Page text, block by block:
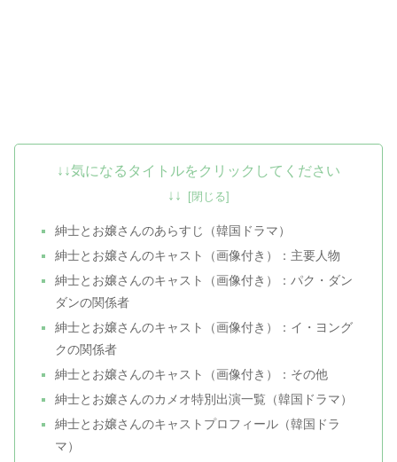
↓↓気になるタイトルをクリックしてください
↓↓
紳士とお嬢さんのあらすじ（韓国ドラマ）
紳士とお嬢さんのキャスト（画像付き）：主要人物
紳士とお嬢さんのキャスト（画像付き）：パク・ダン
ダンの関係者
紳士とお嬢さんのキャスト（画像付き）：イ・ヨング
クの関係者
紳士とお嬢さんのキャスト（画像付き）：その他
紳士とお嬢さんのカメオ特別出演一覧（韓国ドラマ）
紳士とお嬢さんのキャストプロフィール（韓国ドラ
マ）